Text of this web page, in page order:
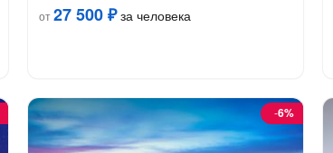
от27 500 ₽за человека
-6%